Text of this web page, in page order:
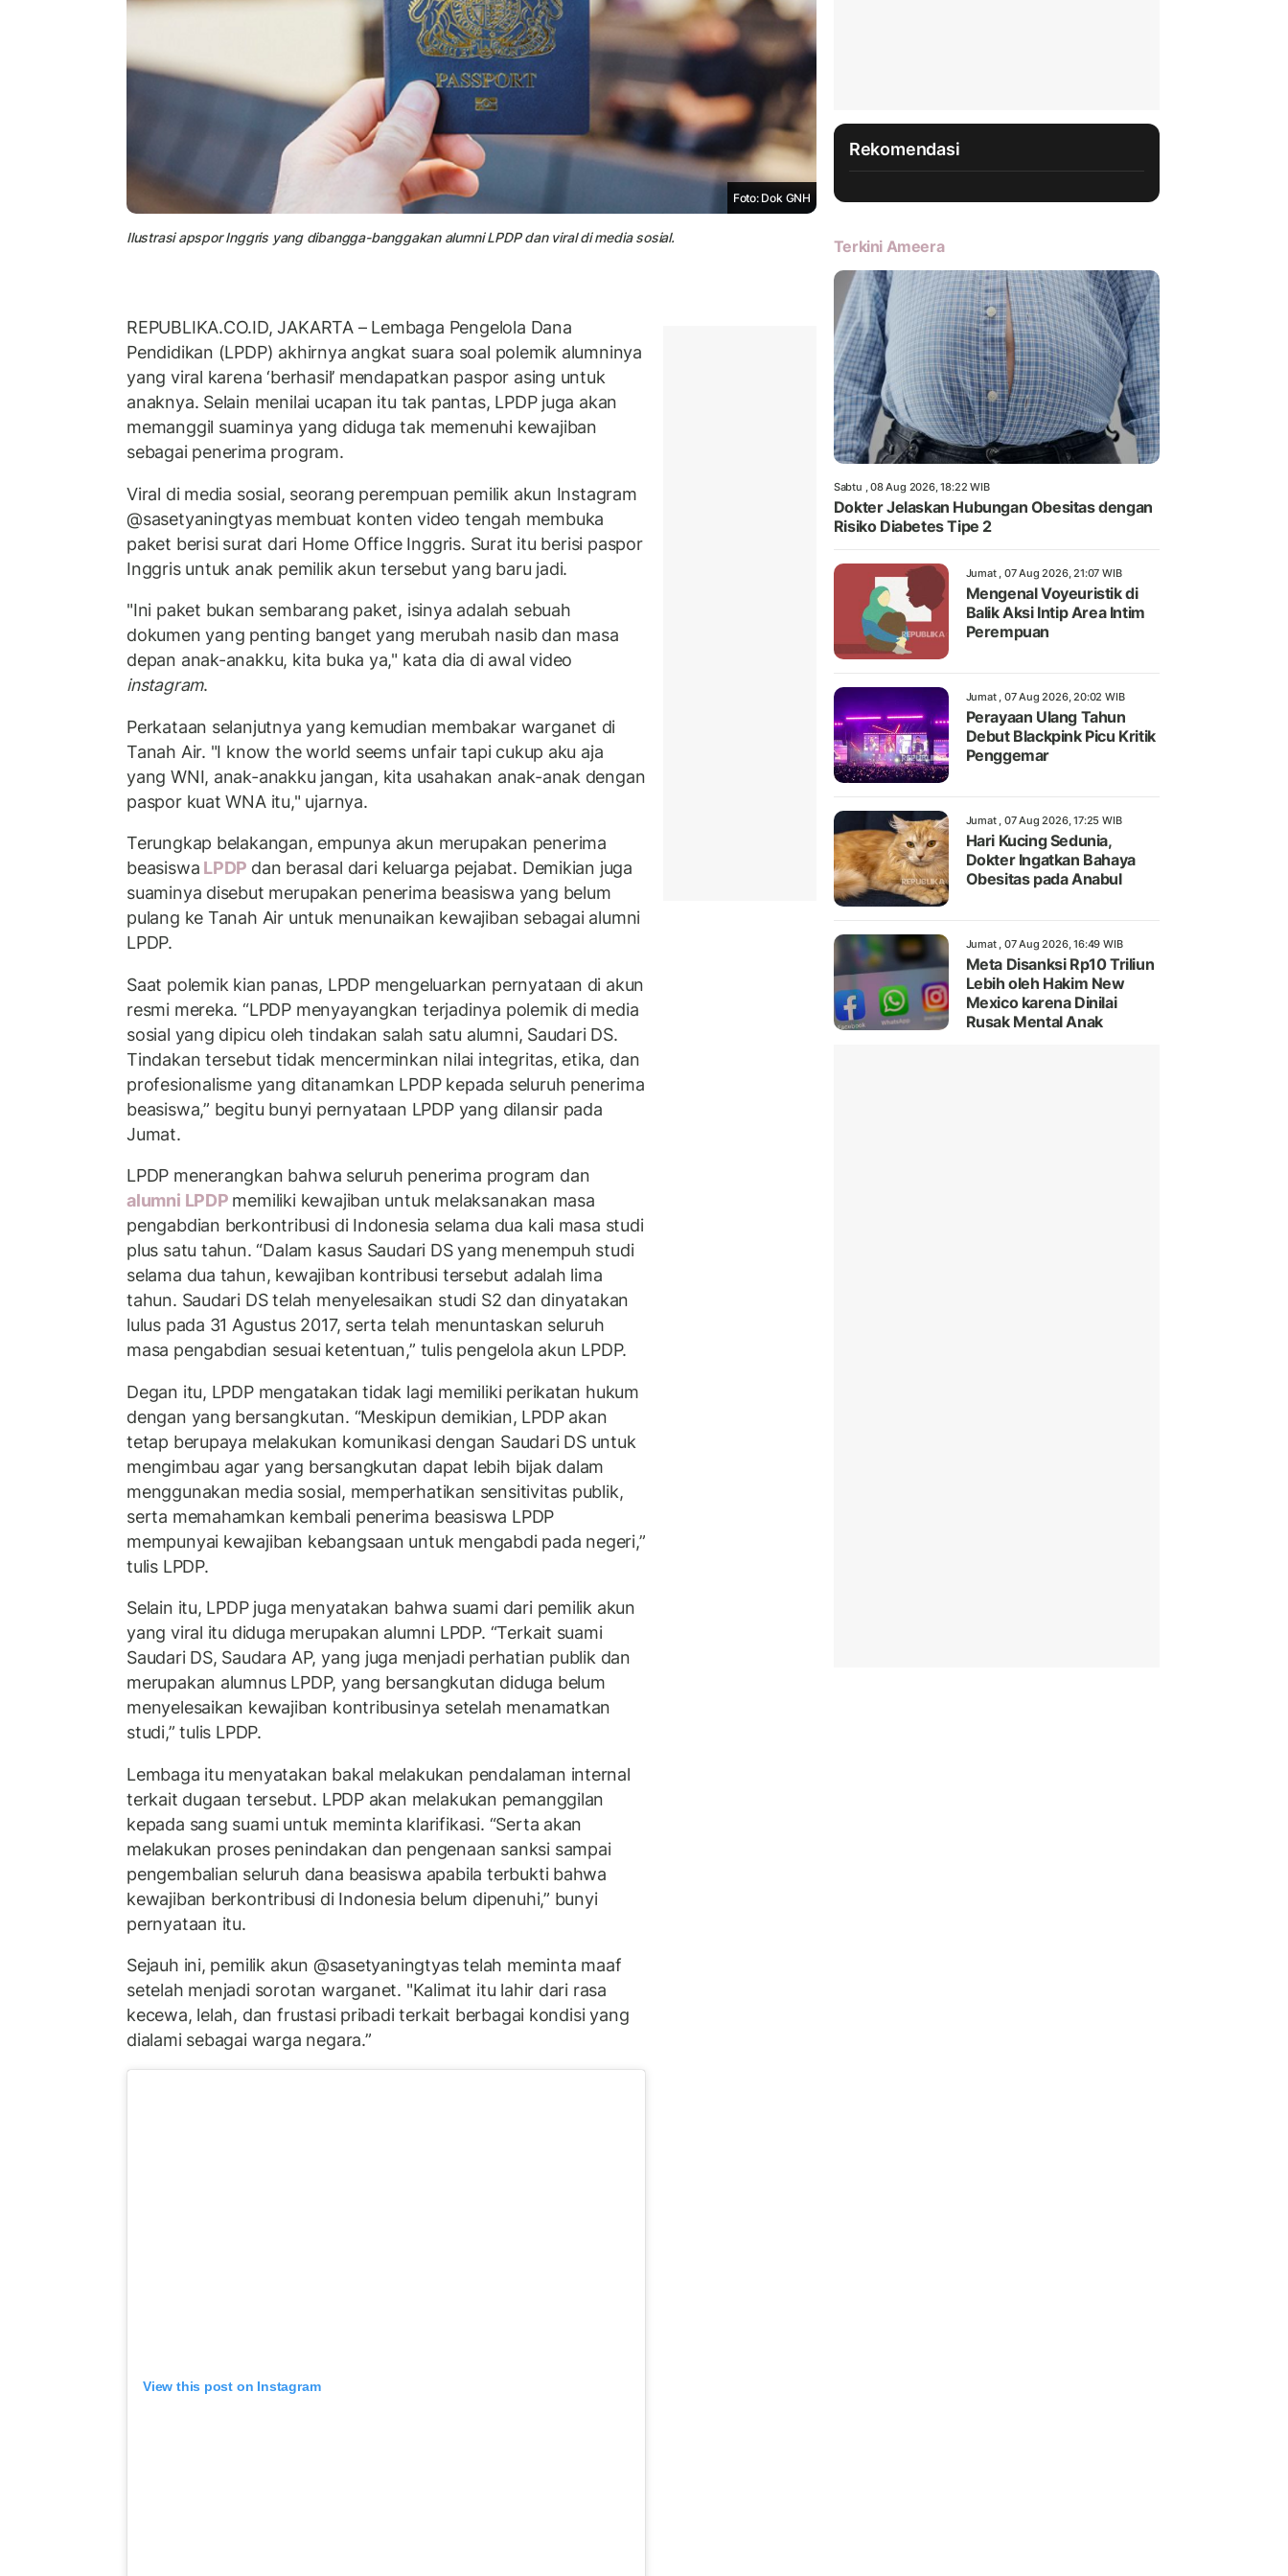
Foto: Dok GNH
Ilustrasi apspor Inggris yang dibangga-banggakan alumni LPDP dan viral di media sosial.
REPUBLIKA.CO.ID,JAKARTA – Lembaga Pengelola Dana
Pendidikan (LPDP) akhirnya angkat suara soal polemik alumninya
yang viral karena ‘berhasil’ mendapatkan paspor asing untuk
anaknya. Selain menilai ucapan itu tak pantas, LPDP juga akan
memanggil suaminya yang diduga tak memenuhi kewajiban
sebagai penerima program.
Viral di media sosial, seorang perempuan pemilik akun Instagram
@sasetyaningtyas membuat konten video tengah membuka
paket berisi surat dari Home Office Inggris. Surat itu berisi paspor
Inggris untuk anak pemilik akun tersebut yang baru jadi.
"Ini paket bukan sembarang paket, isinya adalah sebuah
dokumen yang penting banget yang merubah nasib dan masa
depan anak-anakku, kita buka ya," kata dia di awal video
instagram.
Perkataan selanjutnya yang kemudian membakar warganet di
Tanah Air. "I know the world seems unfair tapi cukup aku aja
yang WNI, anak-anakku jangan, kita usahakan anak-anak dengan
paspor kuat WNA itu," ujarnya.
Terungkap belakangan, empunya akun merupakan penerima
beasiswa LPDP dan berasal dari keluarga pejabat. Demikian juga
suaminya disebut merupakan penerima beasiswa yang belum
pulang ke Tanah Air untuk menunaikan kewajiban sebagai alumni
LPDP.
Saat polemik kian panas, LPDP mengeluarkan pernyataan di akun
resmi mereka. “LPDP menyayangkan terjadinya polemik di media
sosial yang dipicu oleh tindakan salah satu alumni, Saudari DS.
Tindakan tersebut tidak mencerminkan nilai integritas, etika, dan
profesionalisme yang ditanamkan LPDP kepada seluruh penerima
beasiswa,” begitu bunyi pernyataan LPDP yang dilansir pada
Jumat.
LPDP menerangkan bahwa seluruh penerima program dan
alumni LPDP memiliki kewajiban untuk melaksanakan masa
pengabdian berkontribusi di Indonesia selama dua kali masa studi
plus satu tahun. “Dalam kasus Saudari DS yang menempuh studi
selama dua tahun, kewajiban kontribusi tersebut adalah lima
tahun. Saudari DS telah menyelesaikan studi S2 dan dinyatakan
lulus pada 31 Agustus 2017, serta telah menuntaskan seluruh
masa pengabdian sesuai ketentuan,” tulis pengelola akun LPDP.
Degan itu, LPDP mengatakan tidak lagi memiliki perikatan hukum
dengan yang bersangkutan. “Meskipun demikian, LPDP akan
tetap berupaya melakukan komunikasi dengan Saudari DS untuk
mengimbau agar yang bersangkutan dapat lebih bijak dalam
menggunakan media sosial, memperhatikan sensitivitas publik,
serta memahamkan kembali penerima beasiswa LPDP
mempunyai kewajiban kebangsaan untuk mengabdi pada negeri,”
tulis LPDP.
Selain itu, LPDP juga menyatakan bahwa suami dari pemilik akun
yang viral itu diduga merupakan alumni LPDP. “Terkait suami
Saudari DS, Saudara AP, yang juga menjadi perhatian publik dan
merupakan alumnus LPDP, yang bersangkutan diduga belum
menyelesaikan kewajiban kontribusinya setelah menamatkan
studi,” tulis LPDP.
Lembaga itu menyatakan bakal melakukan pendalaman internal
terkait dugaan tersebut. LPDP akan melakukan pemanggilan
kepada sang suami untuk meminta klarifikasi. “Serta akan
melakukan proses penindakan dan pengenaan sanksi sampai
pengembalian seluruh dana beasiswa apabila terbukti bahwa
kewajiban berkontribusi di Indonesia belum dipenuhi,” bunyi
pernyataan itu.
Sejauh ini, pemilik akun @sasetyaningtyas telah meminta maaf
setelah menjadi sorotan warganet. "Kalimat itu lahir dari rasa
kecewa, lelah, dan frustasi pribadi terkait berbagai kondisi yang
dialami sebagai warga negara.”
View this post on Instagram
Rekomendasi
Terkini Ameera
Sabtu , 08 Aug 2026, 18:22 WIB
Dokter Jelaskan Hubungan Obesitas dengan
Risiko Diabetes Tipe 2
Jumat , 07 Aug 2026, 21:07 WIB
Mengenal Voyeuristik di
Balik Aksi Intip Area Intim
Perempuan
Jumat , 07 Aug 2026, 20:02 WIB
Perayaan Ulang Tahun
Debut Blackpink Picu Kritik
Penggemar
Jumat , 07 Aug 2026, 17:25 WIB
Hari Kucing Sedunia,
Dokter Ingatkan Bahaya
Obesitas pada Anabul
Jumat , 07 Aug 2026, 16:49 WIB
Meta Disanksi Rp10 Triliun
Lebih oleh Hakim New
Mexico karena Dinilai
Rusak Mental Anak